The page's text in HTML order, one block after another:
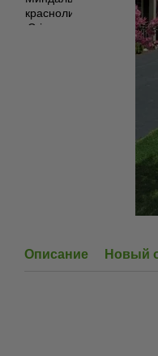
Описание Новый